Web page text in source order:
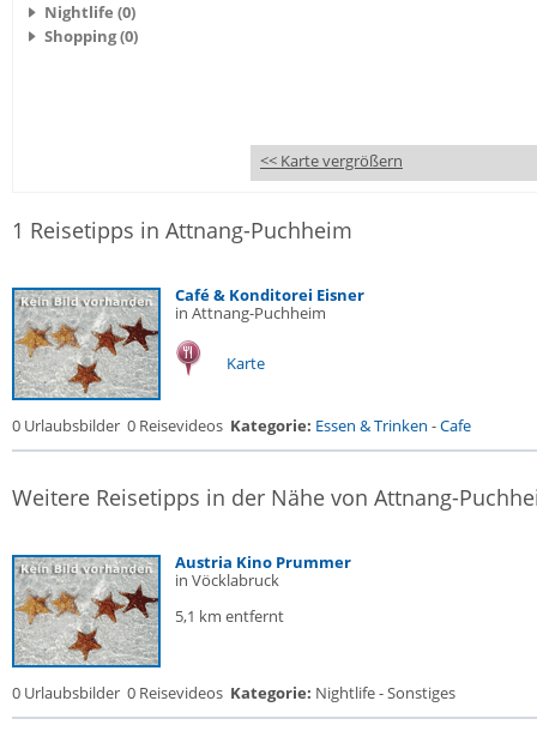
Nightlife (0)
Shopping (0)
<< Karte vergrößern
1 Reisetipps in Attnang-Puchheim
Café & Konditorei Eisner
in Attnang-Puchheim
Karte
0 Urlaubsbilder 0 Reisevideos Kategorie: Essen & Trinken -Cafe
Weitere Reisetipps in der Nähe von Attnang-
Austria Kino Prummer
in Vöcklabruck
5,1 km entfernt
0 Urlaubsbilder 0 Reisevideos Kategorie: Nightlife - Sonstiges